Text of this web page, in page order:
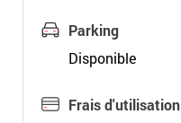
Parking
Disponible
Frais d'utilisation